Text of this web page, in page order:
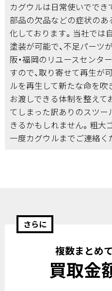
カグウルは日常使いででき
部品の欠品などの症状のあ
化しております。当社では
塗装が可能で、不足パーツ
阪・福岡のリユースセンタ
すので、取り寄せて再生が
ルを再生して新たな命を吹
お渡しできる体制を整えて
てしまった訳ありのスツー
きるかもしれません。粗大
一度カグウルまでご連絡く
さらに
複数まとめ
買取金